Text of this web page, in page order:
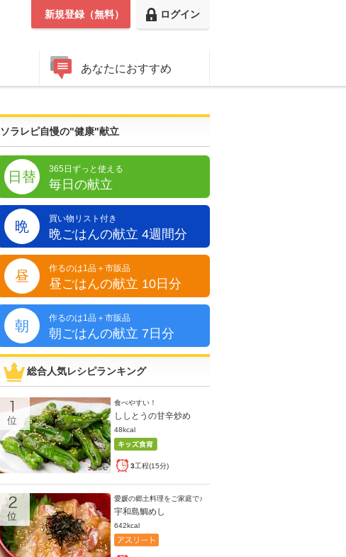
ログイン
新規登録（無料）
あなたにおすすめ
ソラレピ自慢の"健康"献立
日替 365日ずっと使える
毎日の献立
晩 買い物リスト付き
晩ごはんの献立 4週間分
昼 作るのは1品＋市販品
昼ごはんの献立 10日分
朝 作るのは1品＋市販品
朝ごはんの献立 7日分
総合人気レシピランキング
食べやすい！
ししとうの甘辛炒め
48kcal
3工程(15分)
愛媛の郷土料理をご家庭で♪
宇和島鯛めし
642kcal